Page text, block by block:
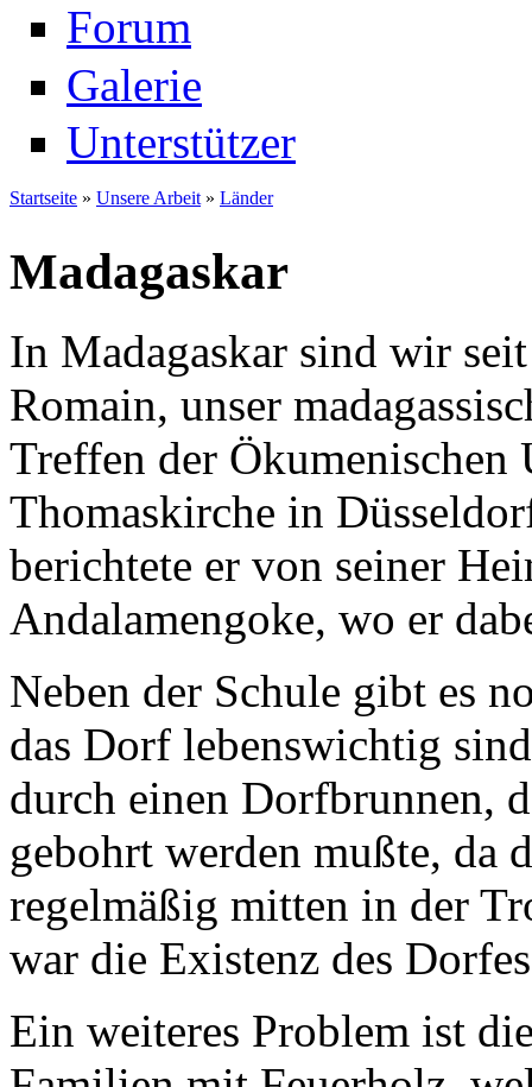
Forum
Galerie
Unterstützer
Startseite » Unsere Arbeit » Länder
Madagaskar
In Madagaskar sind wir
Romain, unser
Treffen der
Thomaskirche in
berichtete er von seiner
Andalamengoke, wo er
Neben der Schule gibt es
das Dorf lebenswichtig
durch einen Dorfbrunnen,
gebohrt werden mußte, da
regelmäßig mitten in der
war die Existenz des
Ein weiteres Problem ist